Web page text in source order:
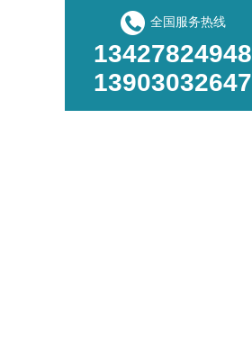
全国服务热线
13427824948
13903032647